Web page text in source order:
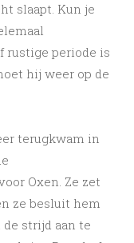
slaapt. Kun je
rustige periode is
hij weer op de
terugkwam in
Oxen. Ze zet
ze besluit hem
strijd aan te